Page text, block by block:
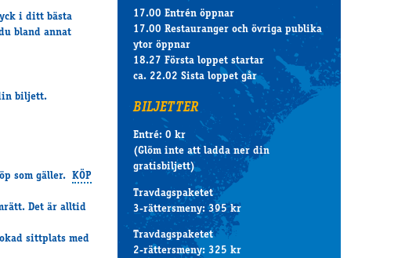
i ditt bästa
bland annat
biljett.
som gäller. KÖP
Det är alltid
sittplats med
17.00 Entrén öppnar
17.00 Restauranger och övriga publika
ytor öppnar
18.27 Första loppet startar
ca. 22.02 Sista loppet går
BILJETTER
Entré: 0 kr
(Glöm inte att ladda ner din
gratisbiljett)
Travdagspaketet
3-rättersmeny: 395 kr
Travdagspaketet
2-rättersmeny: 325 kr